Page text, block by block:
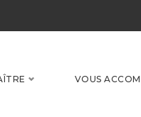
VOUS